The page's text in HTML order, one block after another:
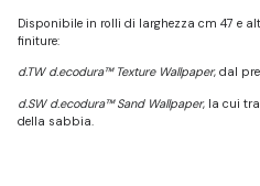
Disponibile in rolli di larghezza cm 47 e
finiture:
d.TW d.ecodura™ Texture Wallpaper, dal
d.SW d.ecodura™ Sand Wallpaper, la cui
della sabbia.